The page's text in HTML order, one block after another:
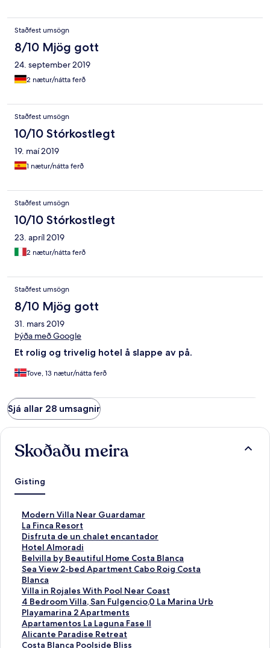
Staðfest umsögn
8/10 Mjög gott
24. september 2019
2 nætur/nátta ferð
Staðfest umsögn
10/10 Stórkostlegt
19. maí 2019
1 nætur/nátta ferð
Staðfest umsögn
10/10 Stórkostlegt
23. apríl 2019
2 nætur/nátta ferð
Staðfest umsögn
8/10 Mjög gott
31. mars 2019
Þýða með Google
Et rolig og trivelig hotel å slappe av på.
Tove, 13 nætur/nátta ferð
Sjá allar 28 umsagnir
Skoðaðu meira
Gisting
Modern Villa Near Guardamar
H
l
e
k
k
u
r
s
e
m
o
p
n
La Finca Resort
H
l
e
k
k
u
r
s
e
m
o
p
Disfruta de un chalet encantador
H
l
e
k
k
u
r
s
e
m
o
Hotel Almoradi
H
l
e
k
k
u
r
s
e
m
Belvilla by Beautiful Home Costa Blanca
H
l
e
k
k
u
r
s
e
Sea View 2-bed Apartment Cabo Roig Costa
Blanca
H
l
e
k
k
u
r
s
Villa in Rojales With Pool Near Coast
H
l
e
k
k
u
4 Bedroom Villa, San Fulgencio,0 La Marina Urb
H
l
e
k
k
Playamarina 2 Apartments
H
l
e
k
Apartamentos La Laguna Fase II
H
l
e
Alicante Paradise Retreat
H
lCosta Blanca Poolside Bliss
H